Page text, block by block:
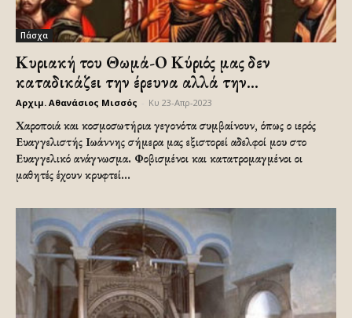
Πάσχα
Κυριακή του Θωμά-Ο Κύριός μας δεν
καταδικάζει την έρευνα αλλά την...
Αρχιμ. Αθανάσιος Μισσός Κυ 23-Απρ-2023
Χαροποιά και κοσμοσωτήρια γεγονότα συμβαίνουν, όπως ο ιερός
Ευαγγελιστής Ιωάννης σήμερα μας εξιστορεί αδελφοί μου στο
Ευαγγελικό ανάγνωσμα. Φοβισμένοι και κατατρομαγμένοι οι
μαθητές έχουν κρυφτεί...